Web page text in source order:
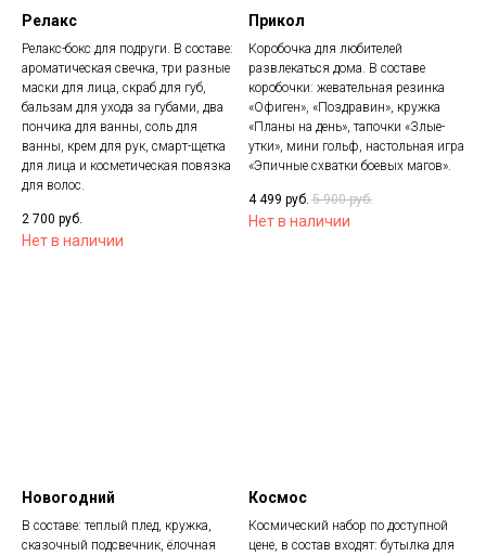
Релакс
Релакс-бокс для подруги. В составе:
ароматическая свечка, три разные
маски для лица, скраб для губ,
бальзам для ухода за губами, два
пончика для ванны, соль для
ванны, крем для рук, смарт-щетка
для лица и косметическая повязка
для волос.
2 700 руб.
Нет в наличии
Прикол
Коробочка для любителей
развлекаться дома. В составе
коробочки: жевательная резинка
«Офиген», «Поздравин», кружка
«Планы на день», тапочки «Злые-
утки», мини гольф, настольная игра
«Эпичные схватки боевых магов».
4 499 руб. 5 900 руб.
Нет в наличии
Новогодний
В составе: теплый плед, кружка,
сказочный подсвечник, ёлочная
Космос
Космический набор по доступной
цене, в состав входят: бутылка для